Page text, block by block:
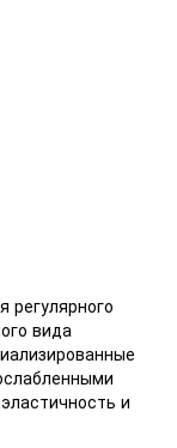
регулярного
вида
и